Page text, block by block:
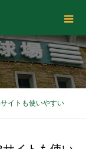
イトも使いやすい